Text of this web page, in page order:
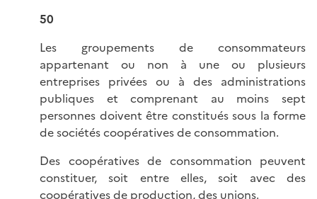
50
Les groupements de consommateurs
appartenant ou non à une ou plusieurs
entreprises privées ou à des administrations
publiques et comprenant au moins sept
personnes doivent être constitués sous la forme
de sociétés coopératives de consommation.
Des coopératives de consommation peuvent
constituer, soit entre elles, soit avec des
coopératives de production, des unions.